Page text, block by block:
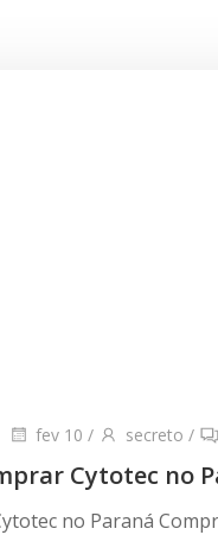
fev 10 / secreto /
Cytotec no
no Paraná